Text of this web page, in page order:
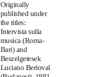
Originally
published under
the titles:
Intervista sulla
musica (Roma-
Bari) and
Beszelgetesek
Luciano Berioval